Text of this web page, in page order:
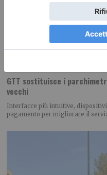
GTT sostituisce i
vecchi
Interfacce più intuitive,
pagamento per migliorare il